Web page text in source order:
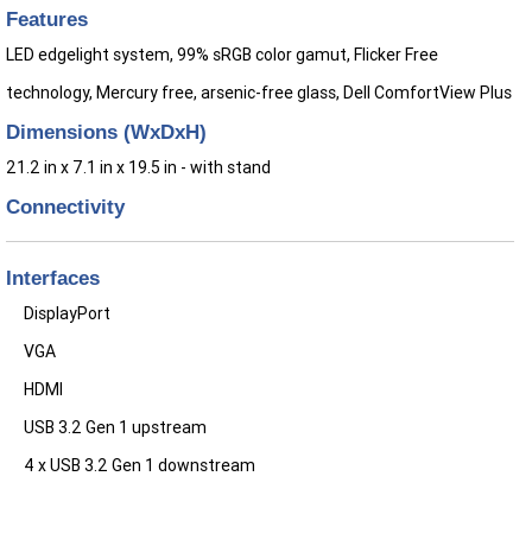
Features
LED edgelight system, 99% sRGB color gamut, Flicker Free
technology, Mercury free, arsenic-free glass, Dell ComfortView Plus
Dimensions (WxDxH)
21.2 in x 7.1 in x 19.5 in - with stand
Connectivity
Interfaces
DisplayPort
VGA
HDMI
USB 3.2 Gen 1 upstream
4 x USB 3.2 Gen 1 downstream